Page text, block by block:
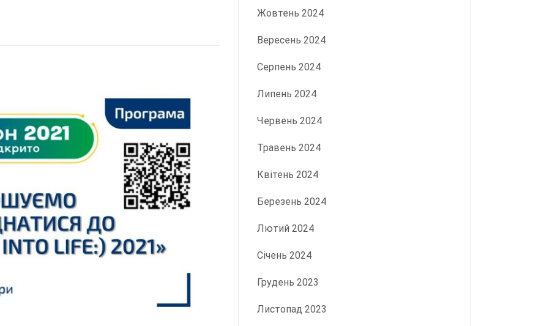
Жовтень 2024
Вересень 2024
Серпень 2024
Липень 2024
Червень 2024
Травень 2024
Квітень 2024
Березень 2024
Лютий 2024
Січень 2024
Грудень 2023
Листопад 2023